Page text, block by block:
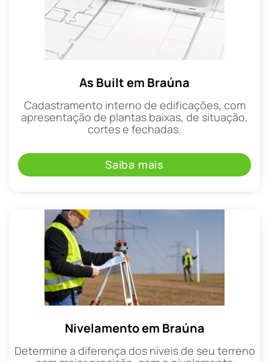
As Built em Braúna
Cadastramento interno de edificações, com
apresentação de plantas baixas, de situação,
cortes e fechadas.
Saiba mais
Nivelamento em Braúna
Determine a diferença dos níveis de seu terreno